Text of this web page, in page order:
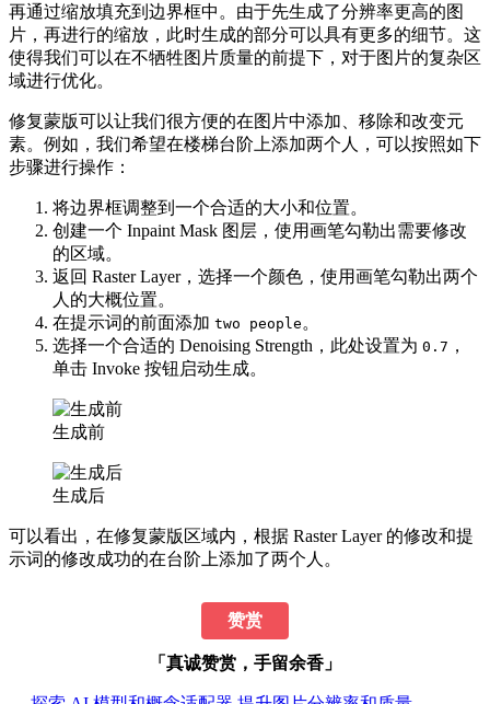
再通过缩放填充到边界框中。由于先生成了分辨率更高的图
片，再进行的缩放，此时生成的部分可以具有更多的细节。这
使得我们可以在不牺牲图片质量的前提下，对于图片的复杂区
域进行优化。
修复蒙版可以让我们很方便的在图片中添加、移除和改变元
素。例如，我们希望在楼梯台阶上添加两个人，可以按照如下
步骤进行操作：
将边界框调整到一个合适的大小和位置。
创建一个 Inpaint Mask 图层，使用画笔勾勒出需要修改
的区域。
返回 Raster Layer，选择一个颜色，使用画笔勾勒出两个
人的大概位置。
在提示词的前面添加 two people 。
选择一个合适的 Denoising Strength，此处设置为 0.7 ，
单击 Invoke 按钮启动生成。
生成前
生成后
可以看出，在修复蒙版区域内，根据 Raster Layer 的修改和提
示词的修改成功的在台阶上添加了两个人。
赞赏
「真诚赞赏，手留余香」